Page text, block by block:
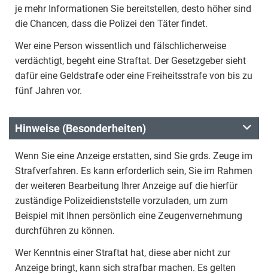
je mehr Informationen Sie bereitstellen, desto höher sind
die Chancen, dass die Polizei den Täter findet.
Wer eine Person wissentlich und fälschlicherweise
verdächtigt, begeht eine Straftat. Der Gesetzgeber sieht
dafür eine Geldstrafe oder eine Freiheitsstrafe von bis zu
fünf Jahren vor.
Hinweise (Besonderheiten)
Wenn Sie eine Anzeige erstatten, sind Sie grds. Zeuge im
Strafverfahren. Es kann erforderlich sein, Sie im Rahmen
der weiteren Bearbeitung Ihrer Anzeige auf die hierfür
zuständige Polizeidienststelle vorzuladen, um zum
Beispiel mit Ihnen persönlich eine Zeugenvernehmung
durchführen zu können.
Wer Kenntnis einer Straftat hat, diese aber nicht zur
Anzeige bringt, kann sich strafbar machen. Es gelten